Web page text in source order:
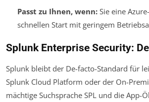
Passt zu Ihnen, wenn:Sie eine
schnellen Start mit geringem
Splunk Enterprise Security:
Splunk bleibt der De-facto-Standard für
Splunk Cloud Platform oder der On-
mächtige Suchsprache SPL und die